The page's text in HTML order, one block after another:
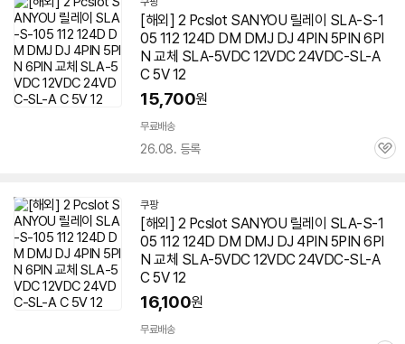
[해외] 2 Pcslot SANYOU 릴레이 SLA-S-1
05 112 124D DM DMJ DJ 4PIN 5PIN 6PI
N 교체 SLA-5VDC 12VDC 24VDC-SL-A
C 5V 12
15,700원
무료배송
26.08. 등록
관
쿠팡
[해외] 2 Pcslot SANYOU 릴레이 SLA-S-1
05 112 124D DM DMJ DJ 4PIN 5PIN 6PI
N 교체 SLA-5VDC 12VDC 24VDC-SL-A
C 5V 12
16,100원
무료배송